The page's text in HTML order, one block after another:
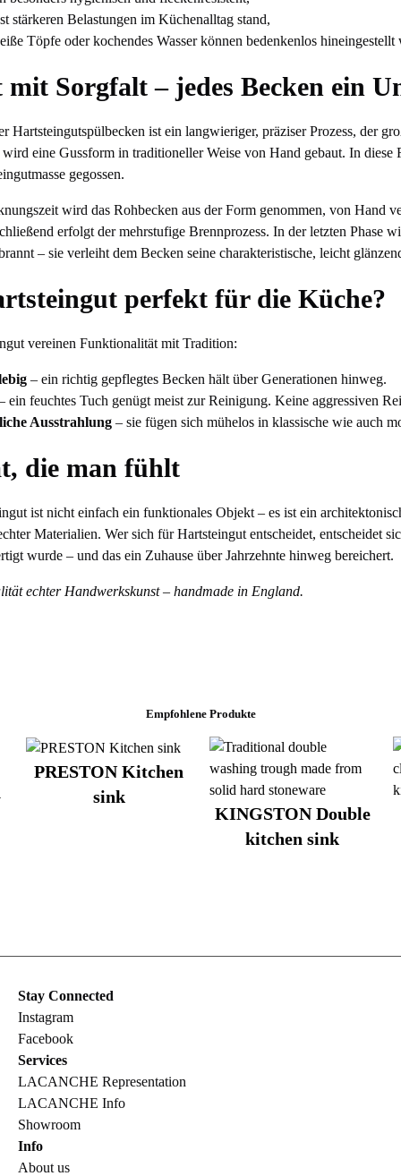
stärkeren Belastungen im Küchenalltag stand,
Töpfe oder kochendes Wasser können bedenkenlos hineingestellt
Sorgfalt – jedes Becken ein
Hartsteingutspülbecken ist ein langwieriger, präziser Prozess, der
eine Gussform in traditioneller Weise von Hand gebaut. In diese
gegossen.
wird das Rohbecken aus der Form genommen, von Hand
erfolgt der mehrstufige Brennprozess. In der letzten Phase
– sie verleiht dem Becken seine charakteristische, leicht
perfekt für die Küche?
vereinen Funktionalität mit Tradition:
– ein richtig gepflegtes Becken hält über Generationen hinweg.
ein feuchtes Tuch genügt meist zur Reinigung. Keine aggressiven
Ausstrahlung – sie fügen sich mühelos in klassische wie auch
die man fühlt
ist nicht einfach ein funktionales Objekt – es ist ein
Materialien. Wer sich für Hartsteingut entscheidet, entscheidet
wurde – und das ein Zuhause über Jahrzehnte hinweg bereichert.
echter Handwerkskunst – handmade in England.
Empfohlene Produkte
PRESTON Kitchen
sink
KINGSTON Double
kitchen sink
Stay Connected
Instagram
Facebook
Services
LACANCHE Representation
LACANCHE Info
Showroom
Info
About us